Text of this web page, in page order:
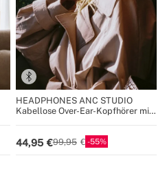
HEADPHONES ANC STUDIO
Kabellose Over-Ear-Kopfhörer mit
44,95 99,95 55